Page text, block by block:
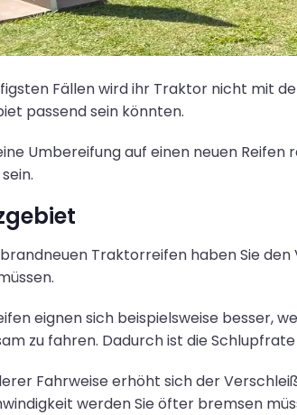
Fällen wird ihr Traktor nicht mit
passend sein könnten.
Umbereifung auf einen neuen
Traktorreifen haben Sie den
eignen sich beispielsweise besser,
zu fahren. Dadurch ist die
Fahrweise erhöht sich der
werden Sie öfter bremsen